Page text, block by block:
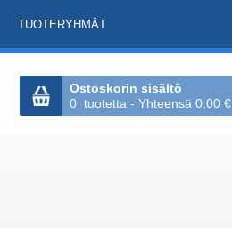
TUOTERYHMÄT
Ostoskorin sisältö
0 tuotetta - Yhteensä 0.00 €